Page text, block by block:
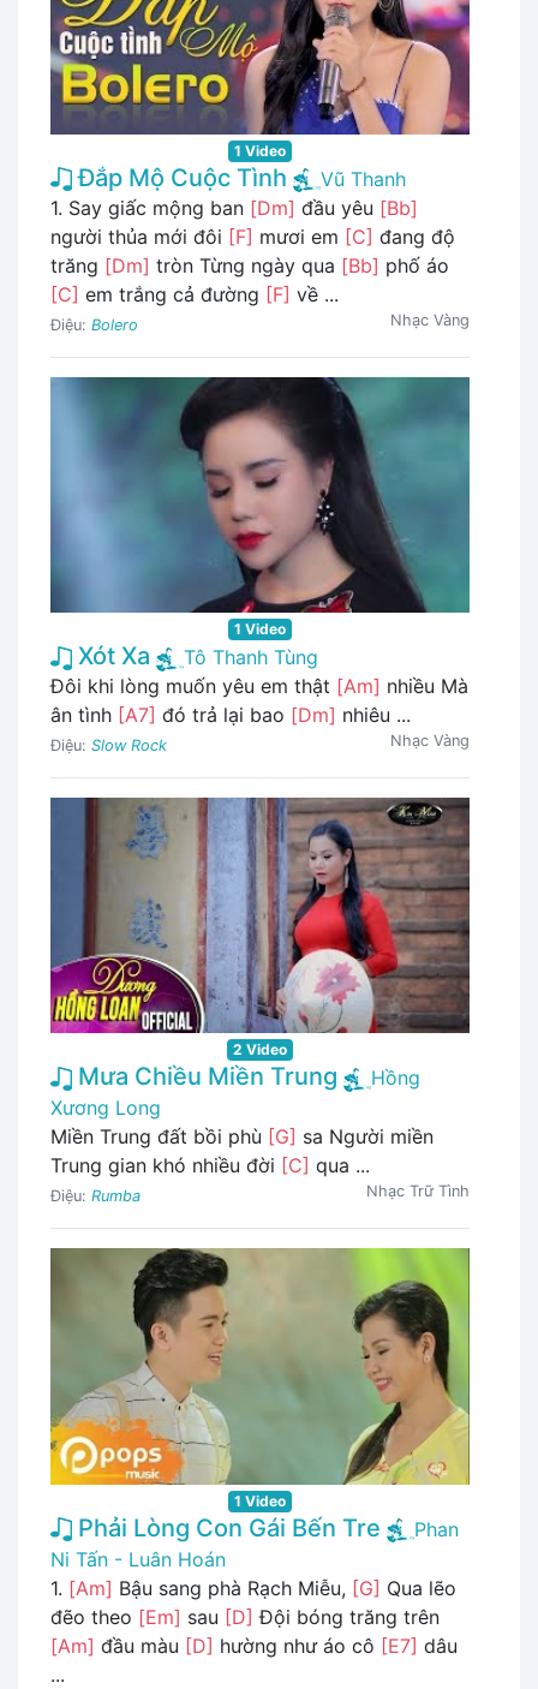
1 Video
Đắp Mộ Cuộc Tình
Vũ Thanh
1. Say giấc mộng ban [Dm] đầu yêu [Bb]
người thủa mới đôi [F] mươi em [C] đang độ
trăng [Dm] tròn Từng ngày qua [Bb] phố áo
[C] em trắng cả đường [F] về ...
Điệu: Bolero Nhạc Vàng
1 Video
Xót Xa
Tô Thanh Tùng
Đôi khi lòng muốn yêu em thật [Am] nhiều Mà
ân tình [A7] đó trả lại bao [Dm] nhiêu ...
Điệu: Slow Rock Nhạc Vàng
2 Video
Mưa Chiều Miền Trung
Hồng
Xương Long
Miền Trung đất bồi phù [G] sa Người miền
Trung gian khó nhiều đời [C] qua ...
Điệu: Rumba Nhạc Trữ Tình
1 Video
Phải Lòng Con Gái Bến Tre
Phan
Ni Tấn - Luân Hoán
1. [Am] Bậu sang phà Rạch Miễu, [G] Qua lẽo
đẽo theo [Em] sau [D] Đội bóng trăng trên
[Am] đầu màu [D] hường như áo cô [E7] dâu
...